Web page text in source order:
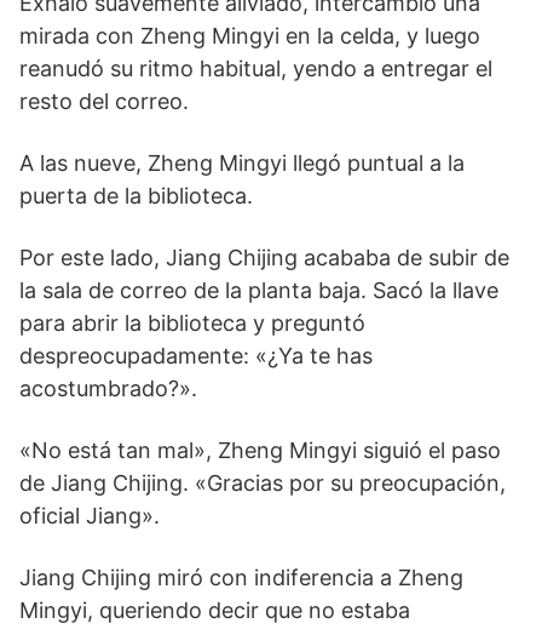
mirada con Zheng Mingyi en la celda, y luego
reanudó su ritmo habitual, yendo a entregar el
resto del correo.
A las nueve, Zheng Mingyi llegó puntual a la
puerta de la biblioteca.
Por este lado, Jiang Chijing acababa de subir de
la sala de correo de la planta baja. Sacó la llave
para abrir la biblioteca y preguntó
despreocupadamente: «¿Ya te has
acostumbrado?».
«No está tan mal», Zheng Mingyi siguió el paso
de Jiang Chijing. «Gracias por su preocupación,
oficial Jiang».
Jiang Chijing miró con indiferencia a Zheng
Mingyi, queriendo decir que no estaba